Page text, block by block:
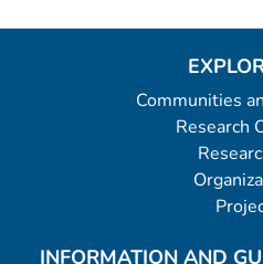
Communities
Research
INFORMATION AND